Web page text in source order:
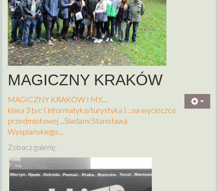
MAGICZNY KRAKÓW
MAGICZNY KRAKÓW I MY.....
klasa 3 b/c ( informatyka/turystyka ) ...na wycieczce
przedmiotowej ...Śladami Stanisława
Wyspiańskiego....
Zobacz galerię.